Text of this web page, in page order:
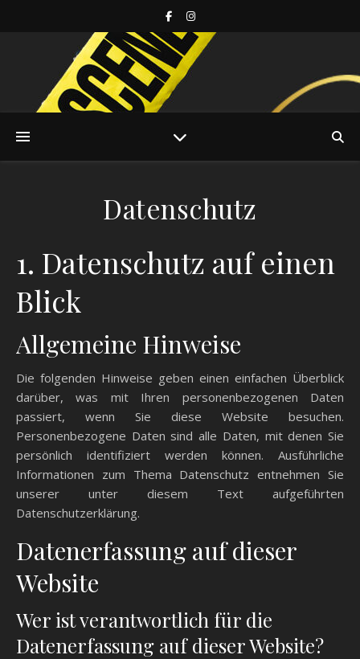
Datenschutz
1. Datenschutz auf einen
Blick
Allgemeine Hinweise
Die folgenden Hinweise geben einen einfachen Überblick
darüber, was mit Ihren personenbezogenen Daten
passiert, wenn Sie diese Website besuchen.
Personenbezogene Daten sind alle Daten, mit denen Sie
persönlich identifiziert werden können. Ausführliche
Informationen zum Thema Datenschutz entnehmen Sie
unserer unter diesem Text aufgeführten
Datenschutzerklärung.
Datenerfassung auf dieser
Website
Wer ist verantwortlich für die
Datenerfassung auf dieser Website?